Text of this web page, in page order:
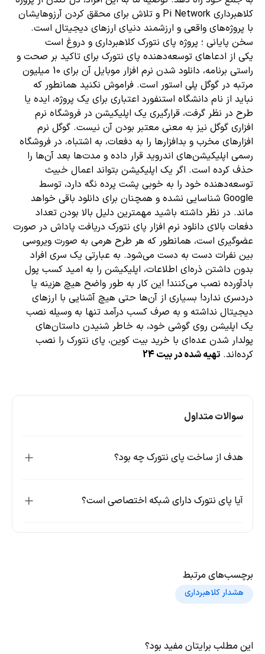
کلاهبرداری Pi Network و تلاش برای محقق کردن آرزوهایشان
با پروژه‌های واقعی و ارزشمند دنیای ارزهای دیجیتال است.
سخن پایانی ؛ پروژه پای نتورک کلاهبرداری و دروغ است
یکی از ادعاهای توسعه‌دهنده پای نتورک برای تاکید بر صحت و
راستی برنامه، دانلود شدن نرم افزار موبایل آن برای 10 میلیون
مرتبه در گوگل پلی استور است. فراموش نکنید همانطور که
نباید از نام دانشگاه استنفورد اعتباری برای یک پروژه، ایده یا
طرح در نظر گرفت، قرارگیری یک اپلیکیشن در فروشگاه نرم
افزاری گوگل نیز به معنی معتبر بودن آن نیست. گوگل نرم
‌افزارهای مخرب و بدافزارها را به دفعات، به اشتباه، در فروشگاه
رسمی اپلیکیشن‌های اندروید قرار داده و مدت‌ها بعد آن‌ها را
حذف کرده است. اگر یک اپلیکیشن بتواند اعمال خبیث
توسعه‌دهنده‌ خود را به خوبی پشت پرده نگه دارد، توسط
Google شناسایی نشده و همچنان برای دانلود باقی خواهد
ماند. در نظر داشته باشید مهمترین دلیل بالا بودن تعداد
دفعات بالای دانلود نرم ‌افزار پای نتورک دریافت پاداش در صورت
عضوگیری است، همانطور که هر طرح هرمی به صورت ویروسی
بین نفرات دست به دست می‌شود. به عبارتی یک سری افراد
بدون داشتن ذره‌ای اطلاعات، اپلیکیشن را به امید کسب پول
بادآورده نصب می‌کنند! این کار به طور واضح هیچ هزینه یا
دردسری ندارد! بسیاری از آن‌ها حتی هیچ آشنایی با ارزهای
دیجیتال نداشته و به صرف کسب درآمد تنها به وسیله نصب
یک اپلیشن روی گوشی خود، به خاطر شنیدن داستان‌های
پولدار شدن عده‌ای با خرید بیت کوین، پای نتورک را نصب
کرده‌اند. تهیه شده در بیت 24
سوالات متداول
هدف از ساخت پای نتورک چه بود؟
آیا پای نتورک دارای شبکه اختصاصی است؟
برچسب‌های مرتبط
هشدار کلاهبرداری
این مطلب برایتان مفید بود؟